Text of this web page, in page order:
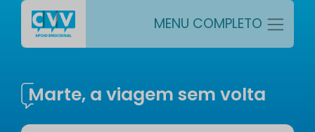
MENU COMPLETO
Marte, a viagem sem volta